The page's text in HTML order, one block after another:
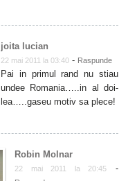
joita lucian
22 mai 2011 la 03:40 - Raspunde
Pai in primul rand nu stiau
undee Romania…..in al doi-
lea…..gaseu motiv sa plece!
Robin Molnar
22 mai 2011 la 20:45 -